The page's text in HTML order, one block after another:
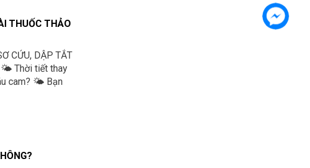
THUỐC THẢO
CỨU, DẬP TẮT
🌤 Thời tiết thay
cam? 🌤 Bạn